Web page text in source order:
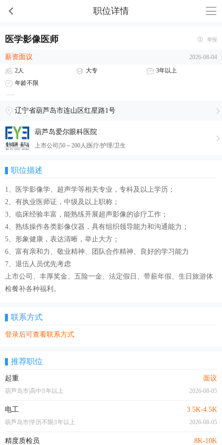
职位详情
医学影像医师 举报
薪资面议
2026-08-04
2人
大专
3年以上
年龄不限
辽宁省葫芦岛市连山区红星路1号
葫芦岛爱尔眼科医院
上市公司|50～200人|医疗/护理/卫生
职位描述
1、医学影像学、超声学等相关专业，专科及以上学历；
2、有执业医师证，中级及以上职称；
3、临床经验丰富，能熟练开展超声影像的诊疗工作；
4、熟练操作各类影像仪器，具有组织领导能力和沟通能力；
5、形象健康，表达清晰，举止大方；
6、富有亲和力、敬业精神、团队合作精神、良好的学习能力
7、退伍人员优先考虑
上市公司、丰厚奖金、五险一金、法定假日、带薪年假、生日旅游体
检餐补各种福利。
联系方式
登录后可查看联系方式
推荐职位
起重 面议
葫芦岛市|高中|1年以上 2026-08-05
电工 3.5K-4.5K
葫芦岛市|学历不限|1年以上 2026-08-05
精度质检员 8K-10K